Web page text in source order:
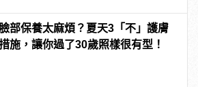
臉部保養太麻煩？夏天3「不」護膚
施，讓你過了30歲照樣很有型！